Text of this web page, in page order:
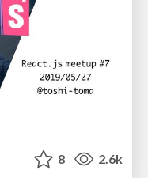
8 2.6k